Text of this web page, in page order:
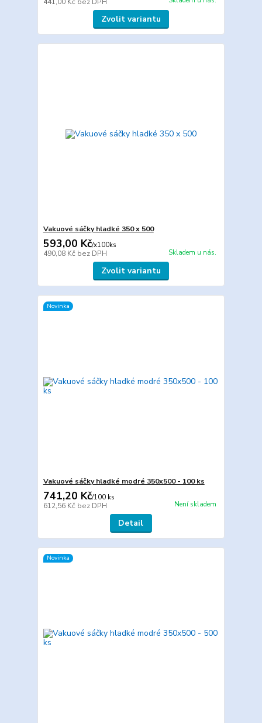
Zvolit variantu
Vakuové sáčky hladké 350 x 500
593,00 Kč/x100ks
490,08 Kč bez DPH Skladem u nás.
Zvolit variantu
Novinka
Vakuové sáčky hladké modré 350x500 - 100 ks
741,20 Kč/100 ks
612,56 Kč bez DPH Není skladem
Detail
Novinka